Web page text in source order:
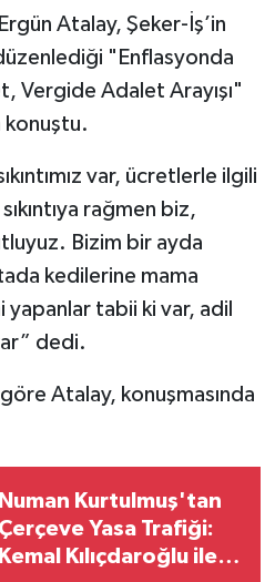
Atalay, Şeker-İş’in
"Enflasyonda
Vergide Adalet Arayışı"
konuştu.
var, ücretlerle ilgili
rağmen biz,
Bizim bir ayda
kedilerine mama
tabii ki var, adil
dedi.
Atalay, konuşmasında
Numan Kurtulmuş'tan
Çerçeve Yasa Trafiği:
Kemal Kılıçdaroğlu ile